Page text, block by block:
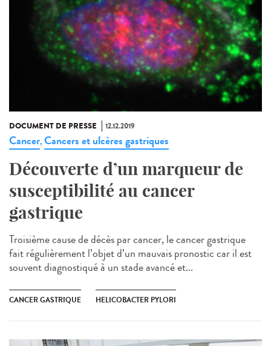
DOCUMENT DE PRESSE 12.12.2019
Cancer,Cancers et ulcères gastriques
Découverte d’un marqueur de
susceptibilité au cancer
gastrique
Troisième cause de décès par cancer, le cancer gastrique
fait régulièrement l’objet d’un mauvais pronostic car il est
souvent diagnostiqué à un stade avancé et...
CANCER GASTRIQUE HELICOBACTER PYLORI